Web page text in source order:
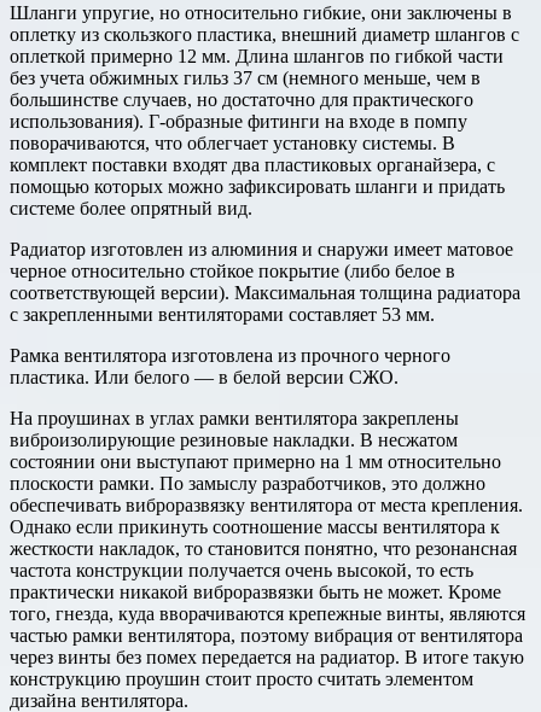
Шланги упругие, но относительно гибкие, они заключены в
оплетку из скользкого пластика, внешний диаметр шлангов с
оплеткой примерно 12 мм. Длина шлангов по гибкой части
без учета обжимных гильз 37 см (немного меньше, чем в
большинстве случаев, но достаточно для практического
использования). Г-образные фитинги на входе в помпу
поворачиваются, что облегчает установку системы. В
комплект поставки входят два пластиковых органайзера, с
помощью которых можно зафиксировать шланги и придать
системе более опрятный вид.
Радиатор изготовлен из алюминия и снаружи имеет матовое
черное относительно стойкое покрытие (либо белое в
соответствующей версии). Максимальная толщина радиатора
с закрепленными вентиляторами составляет 53 мм.
Рамка вентилятора изготовлена из прочного черного
пластика. Или белого — в белой версии СЖО.
На проушинах в углах рамки вентилятора закреплены
виброизолирующие резиновые накладки. В несжатом
состоянии они выступают примерно на 1 мм относительно
плоскости рамки. По замыслу разработчиков, это должно
обеспечивать виброразвязку вентилятора от места крепления.
Однако если прикинуть соотношение массы вентилятора к
жесткости накладок, то становится понятно, что резонансная
частота конструкции получается очень высокой, то есть
практически никакой виброразвязки быть не может. Кроме
того, гнезда, куда вворачиваются крепежные винты, являются
частью рамки вентилятора, поэтому вибрация от вентилятора
через винты без помех передается на радиатор. В итоге такую
конструкцию проушин стоит просто считать элементом
дизайна вентилятора.